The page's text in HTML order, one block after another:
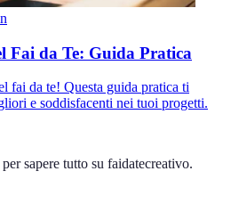
Fai da Te: Guida Pratica
fai da te! Questa guida pratica ti
e soddisfacenti nei tuoi progetti.
sapere tutto su faidatecreativo.